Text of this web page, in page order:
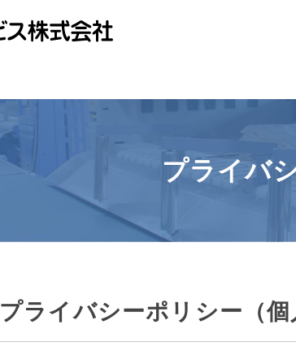
プライバ
プライバシーポリシー（個